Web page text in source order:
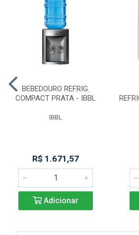
BEBEDOURO REFRIG.
COMPACT PRATA - IBBL
IBBL
R$ 1.671,57
Adicionar